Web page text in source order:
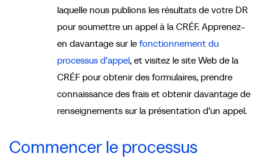
laquelle nous publions les résultats de votre DR
pour soumettre un appel à la CRÉF. Apprenez-
en davantage sur le fonctionnement du
processus d’appel, et visitez le site Web de la
CRÉF pour obtenir des formulaires, prendre
connaissance des frais et obtenir davantage de
renseignements sur la présentation d’un appel.
Commencer le processus